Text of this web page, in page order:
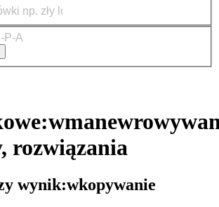
rozwiązania
wynik:wkopywanie